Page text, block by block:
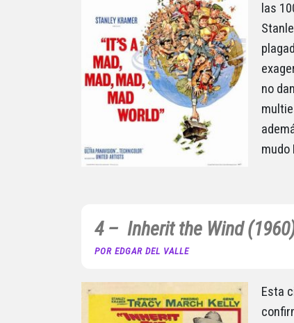
las
no
mudo
4 – Inherit the Wind
POR EDGAR DEL VALLE
Esta